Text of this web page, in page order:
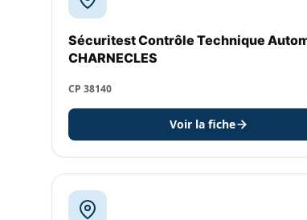
Sécuritest Contrôle Technique
CHARNECLES
CP 38140
Voir la fiche